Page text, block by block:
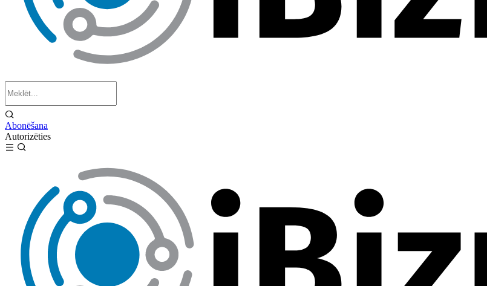
Abonēšana
Autorizēties